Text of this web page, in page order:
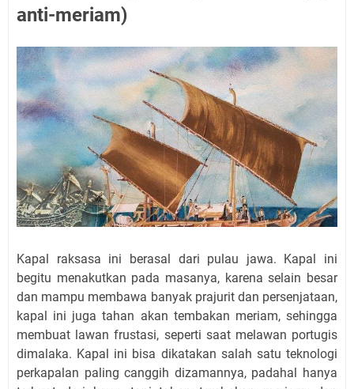
anti-meriam)
Kapal raksasa ini berasal dari pulau jawa. Kapal ini
begitu menakutkan pada masanya, karena selain besar
dan mampu membawa banyak prajurit dan persenjataan,
kapal ini juga tahan akan tembakan meriam, sehingga
membuat lawan frustasi, seperti saat melawan portugis
dimalaka. Kapal ini bisa dikatakan salah satu teknologi
perkapalan paling canggih dizamannya, padahal hanya